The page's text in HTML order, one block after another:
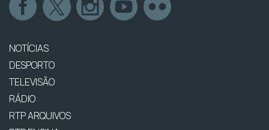
NOTÍCIAS
DESPORTO
TELEVISÃO
RÁDIO
RTP ARQUIVOS